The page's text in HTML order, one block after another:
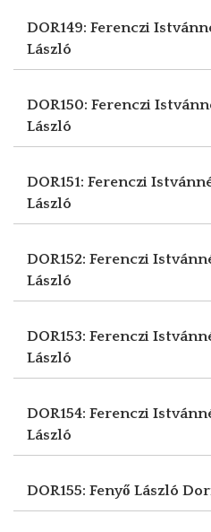
DOR149: Ferenczi
László
DOR150: Ferenczi
László
DOR151: Ferenczi
László
DOR152: Ferenczi
László
DOR153: Ferenczi
László
DOR154: Ferenczi
László
DOR155: Fenyő László